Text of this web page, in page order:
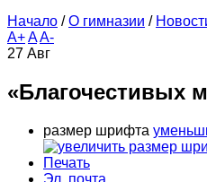
Начало / О гимназии /
A+AA-
27 Авг
«Благочестивых
размер шрифта
Печать